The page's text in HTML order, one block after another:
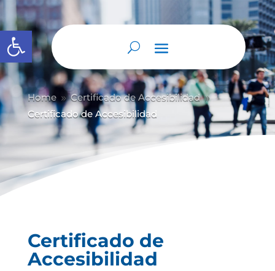
Abrir barra de herramientas
Home 9 Certificado de Accesibilidad 9
Certificado de Accesibilidad
Certificado de
Accesibilidad